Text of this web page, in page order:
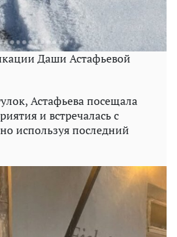
Даши Астафьевой
Астафьева посещала
и встречалась с
используя последний